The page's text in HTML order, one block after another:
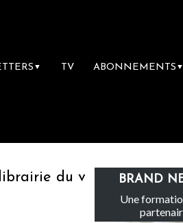
▼ TV ABONNEMENTS ▼
du voyage Le
BRAND
Une